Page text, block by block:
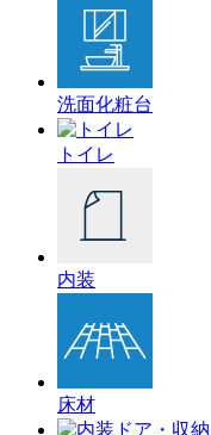
洗面化粧台
トイレ
内装
床材